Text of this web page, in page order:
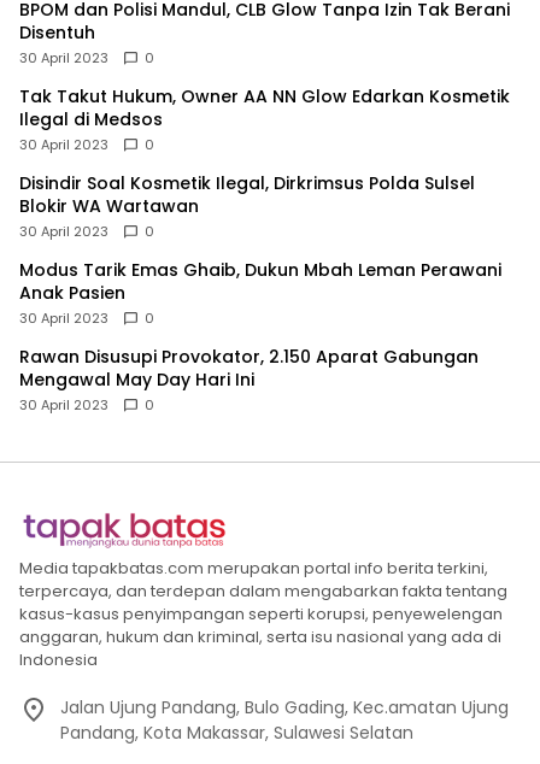
BPOM dan Polisi Mandul, CLB Glow Tanpa Izin Tak Berani
Disentuh
30 April 2023 0
Tak Takut Hukum, Owner AA NN Glow Edarkan Kosmetik
Ilegal di Medsos
30 April 2023 0
Disindir Soal Kosmetik Ilegal, Dirkrimsus Polda Sulsel
Blokir WA Wartawan
30 April 2023 0
Modus Tarik Emas Ghaib, Dukun Mbah Leman Perawani
Anak Pasien
30 April 2023 0
Rawan Disusupi Provokator, 2.150 Aparat Gabungan
Mengawal May Day Hari Ini
30 April 2023 0
Media tapakbatas.com merupakan portal info berita terkini,
terpercaya, dan terdepan dalam mengabarkan fakta tentang
kasus-kasus penyimpangan seperti korupsi, penyewelengan
anggaran, hukum dan kriminal, serta isu nasional yang ada di
Indonesia
Jalan Ujung Pandang, Bulo Gading, Kec.amatan Ujung
Pandang, Kota Makassar, Sulawesi Selatan